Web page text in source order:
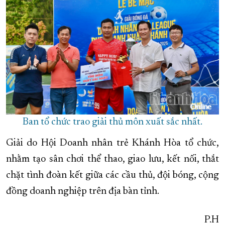
Ban tổ chức trao giải thủ môn xuất sắc nhất.
Giải do Hội Doanh nhân trẻ Khánh Hòa tổ chức,
nhằm tạo sân chơi thể thao, giao lưu, kết nối, thắt
chặt tình đoàn kết giữa các cầu thủ, đội bóng, cộng
đồng doanh nghiệp trên địa bàn tỉnh.
P.H